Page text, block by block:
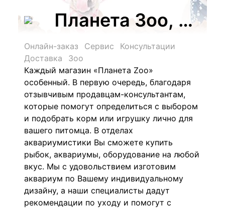
Планета Зоо,
Онлайн-заказ Сервис
Консультации
Доставка
Зоо
Каждый магазин «Планета Zoo»
особенный. В первую очередь, благодаря
отзывчивым продавцам-консультантам,
которые помогут определиться с выбором
и подобрать корм или игрушку лично для
вашего питомца. В отделах
аквариумистики Вы сможете купить
рыбок, аквариумы, оборудование на любой
вкус. Мы с удовольствием изготовим
аквариум по Вашему индивидуальному
дизайну, а наши специалисты дадут
рекомендации по уходу и помогут с